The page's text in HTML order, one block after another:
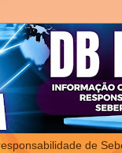
de